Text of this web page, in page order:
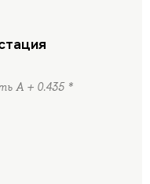
А + 0.435 *